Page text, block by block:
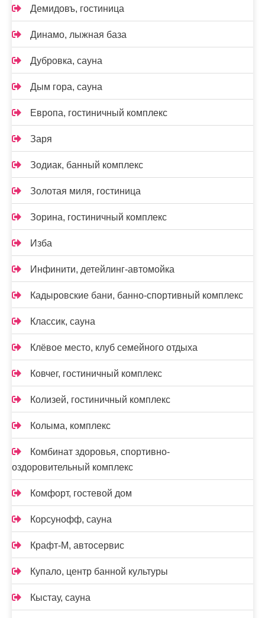
Демидовъ, гостиница
Динамо, лыжная база
Дубровка, сауна
Дым гора, сауна
Европа, гостиничный комплекс
Заря
Зодиак, банный комплекс
Золотая миля, гостиница
Зорина, гостиничный комплекс
Изба
Инфинити, детейлинг-автомойка
Кадыровские бани, банно-спортивный комплекс
Классик, сауна
Клёвое место, клуб семейного отдыха
Ковчег, гостиничный комплекс
Колизей, гостиничный комплекс
Колыма, комплекс
Комбинат здоровья, спортивно-
оздоровительный комплекс
Комфорт, гостевой дом
Корсунофф, сауна
Крафт-М, автосервис
Купало, центр банной культуры
Кыстау, сауна